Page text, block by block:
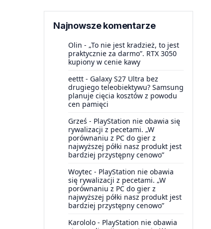
Najnowsze komentarze
Olin - „To nie jest kradzież, to jest
praktycznie za darmo”. RTX 3050
kupiony w cenie kawy
eettt - Galaxy S27 Ultra bez
drugiego teleobiektywu? Samsung
planuje cięcia kosztów z powodu
cen pamięci
Grześ - PlayStation nie obawia się
rywalizacji z pecetami. „W
porównaniu z PC do gier z
najwyższej półki nasz produkt jest
bardziej przystępny cenowo”
Woytec - PlayStation nie obawia
się rywalizacji z pecetami. „W
porównaniu z PC do gier z
najwyższej półki nasz produkt jest
bardziej przystępny cenowo”
Karololo - PlayStation nie obawia